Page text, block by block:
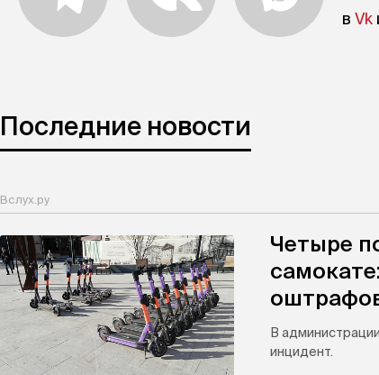
в Vk
Последние новости
Вслух.ру
Четыре
В
инцидент.